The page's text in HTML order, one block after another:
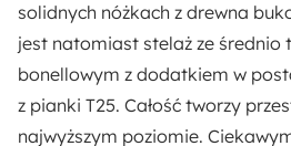
Głębokość:
206 cm
solidnych nóżkach z drewna
jest natomiast stelaż ze
bonellowym z dodatkiem w
z pianki T25. Całość tworzy
najwyższym poziomie.